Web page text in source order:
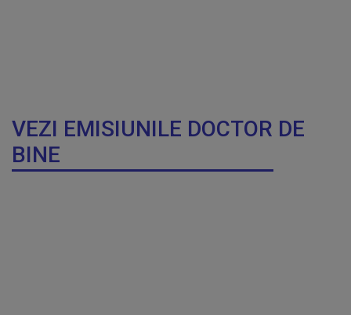
VEZI EMISIUNILE DOCTOR DE
BINE